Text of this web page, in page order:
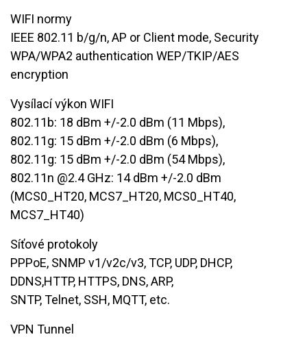
WIFI normy
​IEEE 802.11 b/g/n, AP or Client mode, Security
WPA/WPA2 authentication WEP/TKIP/AES
encryption
Vysílací výkon WIFI
802.11b: 18 dBm +/-2.0 dBm (11 Mbps),
802.11g: 15 dBm +/-2.0 dBm ​(6 Mbps),
802.11g: 15 dBm +/-2.0 dBm (54 Mbps),
802.11n @2.4 GHz: 14 dBm +/-2.0 dBm
(MCS0_HT20, MCS7_HT20,​ ​MCS0_HT40,
MCS7_HT40)
Síťové protokoly
​PPPoE, SNMP v1/v2c/v3, TCP, UDP, DHCP,
DDNS,HTTP, HTTPS, DNS, ARP,
​SNTP, Telnet, SSH, MQTT, etc.
VPN Tunnel